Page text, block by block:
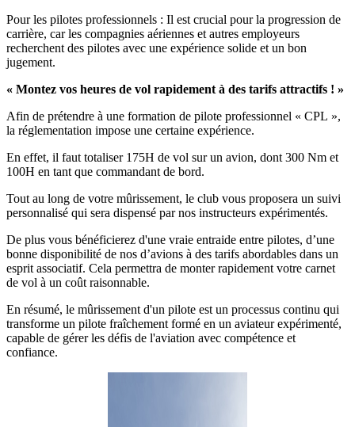
Pour les pilotes professionnels : Il est crucial pour la progression de
carrière, car les compagnies aériennes et autres employeurs
recherchent des pilotes avec une expérience solide et un bon
jugement.
« Montez vos heures de vol rapidement à des tarifs attractifs ! »
Afin de prétendre à une formation de pilote professionnel « CPL »,
la réglementation impose une certaine expérience.
En effet, il faut totaliser 175H de vol sur un avion, dont 300 Nm et
100H en tant que commandant de bord.
Tout au long de votre mûrissement, le club vous proposera un suivi
personnalisé qui sera dispensé par nos instructeurs expérimentés.
De plus vous bénéficierez d'une vraie entraide entre pilotes, d’une
bonne disponibilité de nos d’avions à des tarifs abordables dans un
esprit associatif. Cela permettra de monter rapidement votre carnet
de vol à un coût raisonnable.
En résumé, le mûrissement d'un pilote est un processus continu qui
transforme un pilote fraîchement formé en un aviateur expérimenté,
capable de gérer les défis de l'aviation avec compétence et
confiance.